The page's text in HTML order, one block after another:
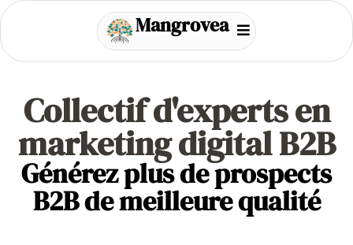
Mangrovea
Collectif d'experts en
marketing digital B2B
Générez plus de prospects
B2B de meilleure qualité